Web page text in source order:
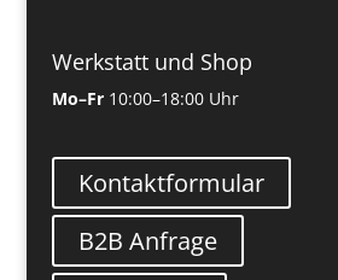
Werkstatt und Shop
Mo–Fr10:00–18:00 Uhr
Kontaktformular
B2B Anfrage